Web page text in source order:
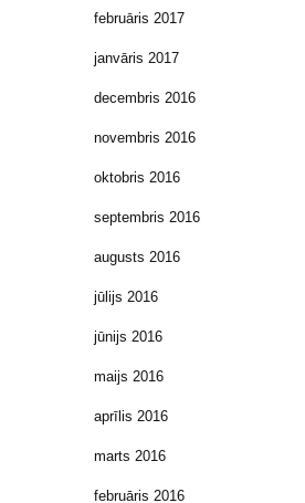
februāris 2017
janvāris 2017
decembris 2016
novembris 2016
oktobris 2016
septembris 2016
augusts 2016
jūlijs 2016
jūnijs 2016
maijs 2016
aprīlis 2016
marts 2016
februāris 2016